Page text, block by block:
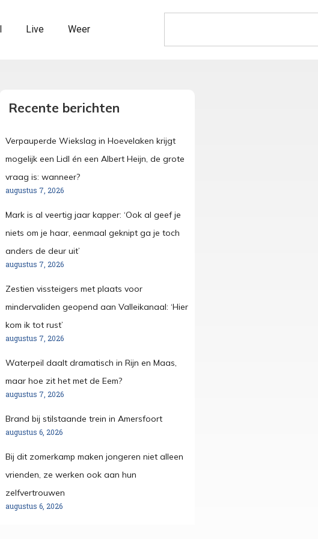
Live Weer
Recente berichten
Verpauperde Wiekslag in Hoevelaken krijgt
mogelijk een Lidl én een Albert Heijn, de grote
vraag is: wanneer?
augustus 7, 2026
Mark is al veertig jaar kapper: ‘Ook al geef je
niets om je haar, eenmaal geknipt ga je toch
anders de deur uit’
augustus 7, 2026
Zestien vissteigers met plaats voor
mindervaliden geopend aan Valleikanaal: ‘Hier
kom ik tot rust’
augustus 7, 2026
Waterpeil daalt dramatisch in Rijn en Maas,
maar hoe zit het met de Eem?
augustus 7, 2026
Brand bij stilstaande trein in Amersfoort
augustus 6, 2026
Bij dit zomerkamp maken jongeren niet alleen
vrienden, ze werken ook aan hun
zelfvertrouwen
augustus 6, 2026